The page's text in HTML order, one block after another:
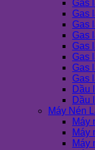
Gas
Gas
Gas
Gas
Gas
Gas
Gas
Gas
Dầu
Dầu
Máy Nén
Máy
Máy
Máy